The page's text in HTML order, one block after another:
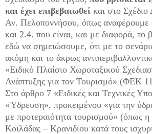
και έχει επιβεβαιωθεί και στο Σχέδιο
Αν. Πελοποννήσου, όπως αναφέρουμε
και 2.4. που είναι, και με διαφορά, το
εδώ να σημειώσουμε, ότι με το
ακόμη και το άκρως
«Ειδικό Πλαίσιο Χωροταξικού
Ανάπτυξης για τον Τουρισμό» (ΦΕΚ
Στο άρθρο 7 «Ειδικές και Τεχνικές
«Ύδρευση», προκειμένου «για την
με προτεραιότητα τουρισμού» (όπως η
Κοιλάδας – Κρανιδίου κατά τους